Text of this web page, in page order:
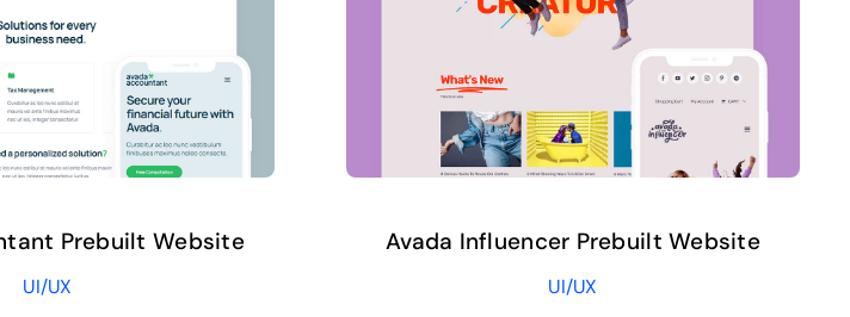
Prebuilt Website
UI/UX
Avada Influencer Prebuilt Website
UI/UX